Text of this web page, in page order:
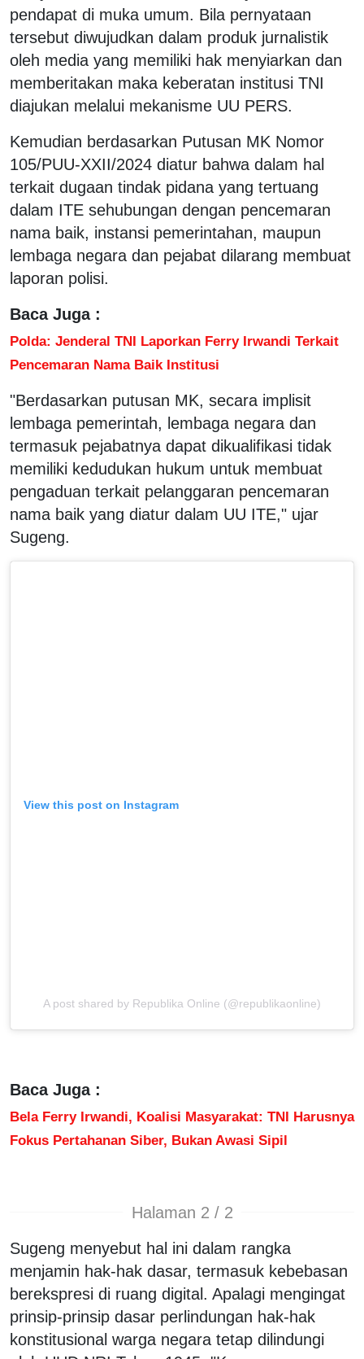
pendapat di muka umum. Bila pernyataan
tersebut diwujudkan dalam produk jurnalistik
oleh media yang memiliki hak menyiarkan dan
memberitakan maka keberatan institusi TNI
diajukan melalui mekanisme UU PERS.
Kemudian berdasarkan Putusan MK Nomor
105/PUU-XXII/2024 diatur bahwa dalam hal
terkait dugaan tindak pidana yang tertuang
dalam ITE sehubungan dengan pencemaran
nama baik, instansi pemerintahan, maupun
lembaga negara dan pejabat dilarang membuat
laporan polisi.
Baca Juga :
Polda: Jenderal TNI Laporkan Ferry Irwandi Terkait
Pencemaran Nama Baik Institusi
"Berdasarkan putusan MK, secara implisit
lembaga pemerintah, lembaga negara dan
termasuk pejabatnya dapat dikualifikasi tidak
memiliki kedudukan hukum untuk membuat
pengaduan terkait pelanggaran pencemaran
nama baik yang diatur dalam UU ITE," ujar
Sugeng.
View this post on Instagram
A post shared by Republika Online (@republikaonline)
Baca Juga :
Bela Ferry Irwandi, Koalisi Masyarakat: TNI Harusnya
Fokus Pertahanan Siber, Bukan Awasi Sipil
Halaman 2 / 2
Sugeng menyebut hal ini dalam rangka
menjamin hak-hak dasar, termasuk kebebasan
berekspresi di ruang digital. Apalagi mengingat
prinsip-prinsip dasar perlindungan hak-hak
konstitusional warga negara tetap dilindungi